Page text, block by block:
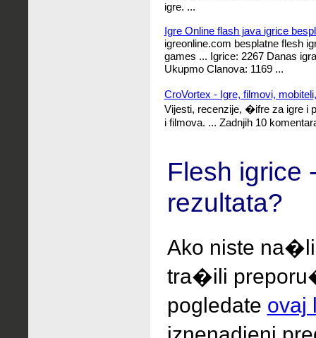
igre. ...
Igre Online flash java igrice
igreonline.com besplatne flesh
games ... Igrice: 2267 Danas
Ukupmo Clanova: 1169 ...
CroVortex - Igre, filmovi,
Vijesti, recenzije, �ifre za igre i
i filmova. ... Zadnjih 10
Flesh
rezultata?
Ako niste
tra�ili
pogledate ovaj